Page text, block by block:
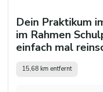
Dein Praktikum
im Rahmen
einfach mal
15,68 km entfernt